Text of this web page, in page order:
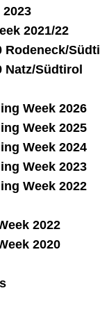
2021/22
Rodeneck/
Natz/Südtirol
Week 2026
Week 2025
Week 2024
Week 2023
Week 2022
2022
2020